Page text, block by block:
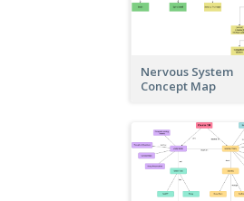
Nervous System
Concept Map